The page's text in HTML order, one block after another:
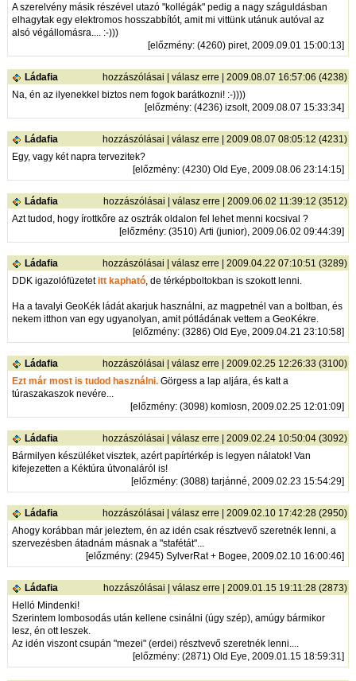
A szerelvény másik részével utazó "kollégák" pedig a nagy száguldásban
elhagytak egy elektromos hosszabbítót, amit mi vittünk utánuk autóval az
alsó végállomásra.... :-)))
[előzmény: (4260) piret, 2009.09.01 15:00:13]
Ládafia hozzászólásai |válasz erre | 2009.08.07 16:57:06 (4238)
Na, én az ilyenekkel biztos nem fogok barátkozni! :-))))
[előzmény: (4236) izsolt, 2009.08.07 15:33:34]
Ládafia hozzászólásai |válasz erre | 2009.08.07 08:05:12 (4231)
Egy, vagy két napra tervezitek?
[előzmény: (4230) Old Eye, 2009.08.06 23:14:15]
Ládafia hozzászólásai |válasz erre | 2009.06.02 11:39:12 (3512)
Azt tudod, hogy írottkőre az osztrák oldalon fel lehet menni kocsival ?
[előzmény: (3510) Arti (junior), 2009.06.02 09:44:39]
Ládafia hozzászólásai |válasz erre | 2009.04.22 07:10:51 (3289)
DDK igazolófüzetetitt kapható , de térképboltokban is szokott lenni.
Ha a tavalyi GeoKék ládát akarjuk használni, az magpetnél van a boltban, és
nekem itthon van egy ugyanolyan, amit pótládának vettem a GeoKékre.
[előzmény: (3286) Old Eye, 2009.04.21 23:10:58]
Ládafia hozzászólásai |válasz erre | 2009.02.25 12:26:33 (3100)
Ezt már most is tudod használni. Görgess a lap aljára, és katt a
túraszakaszok nevére...
[előzmény: (3098) komlosn, 2009.02.25 12:01:09]
Ládafia hozzászólásai |válasz erre | 2009.02.24 10:50:04 (3092)
Bármilyen készüléket visztek, azért papírtérkép is legyen nálatok! Van
kifejezetten a Kéktúra útvonaláról is!
[előzmény: (3088) tarjánné, 2009.02.23 15:54:29]
Ládafia hozzászólásai |válasz erre | 2009.02.10 17:42:28 (2950)
Ahogy korábban már jeleztem, én az idén csak résztvevő szeretnék lenni, a
szervezésben átadnám másnak a "stafétát"...
[előzmény: (2945) SylverRat + Bogee, 2009.02.10 16:00:46]
Ládafia hozzászólásai |válasz erre | 2009.01.15 19:11:28 (2873)
Helló Mindenki!
Szerintem lombosodás után kellene csinálni (úgy szép), amúgy bármikor
lesz, én ott leszek.
Az idén viszont csupán "mezei" (erdei) résztvevő szeretnék lenni....
[előzmény: (2871) Old Eye, 2009.01.15 18:59:31]